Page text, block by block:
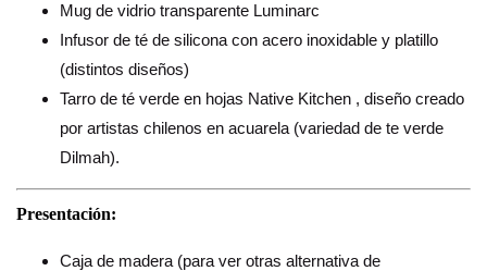
Mug de vidrio transparente Luminarc
Infusor de té de silicona con acero inoxidable y platillo
(distintos diseños)
Tarro de té verde en hojas Native Kitchen , diseño creado
por artistas chilenos en acuarela (variedad de te verde
Dilmah).
Presentación:
Caja de madera (para ver otras alternativa de